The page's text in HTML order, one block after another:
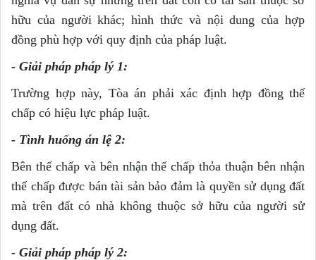
hữu của người khác; hình thức và nội dung của hợp
đồng phù hợp với quy định của pháp luật.
- Giải pháp pháp lý 1:
Trường hợp này, Tòa án phải xác định hợp đồng thế
chấp có hiệu lực pháp luật.
- Tình huống án lệ 2:
Bên thế chấp và bên nhận thế chấp thỏa thuận bên nhận
thế chấp được bán tài sản bảo đảm là quyền sử dụng đất
mà trên đất có nhà không thuộc sở hữu của người sử
dụng đất.
- Giải pháp pháp lý 2: